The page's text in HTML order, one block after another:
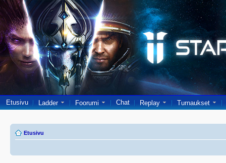
Etusivu Ladder Foorumi Chat Replay Turnaukset
Etusivu